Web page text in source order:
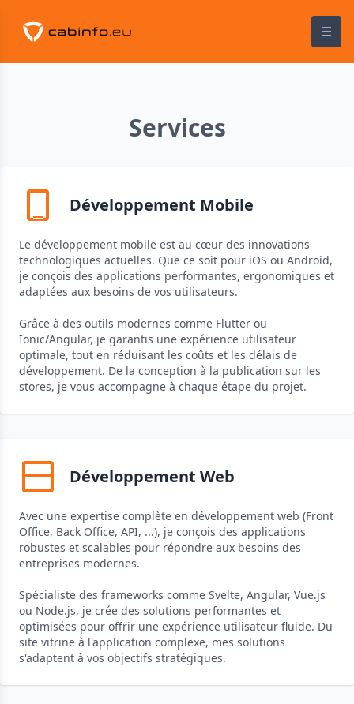
☰
Services
Développement Mobile
Le développement mobile est au cœur des innovations
technologiques actuelles. Que ce soit pour iOS ou Android,
je conçois des applications performantes, ergonomiques et
adaptées aux besoins de vos utilisateurs.
Grâce à des outils modernes comme Flutter ou
Ionic/Angular, je garantis une expérience utilisateur
optimale, tout en réduisant les coûts et les délais de
développement. De la conception à la publication sur les
stores, je vous accompagne à chaque étape du projet.
Développement Web
Avec une expertise complète en développement web (Front
Office, Back Office, API, ...), je conçois des applications
robustes et scalables pour répondre aux besoins des
entreprises modernes.
Spécialiste des frameworks comme Svelte, Angular, Vue.js
ou Node.js, je crée des solutions performantes et
optimisées pour offrir une expérience utilisateur fluide. Du
site vitrine à l'application complexe, mes solutions
s'adaptent à vos objectifs stratégiques.